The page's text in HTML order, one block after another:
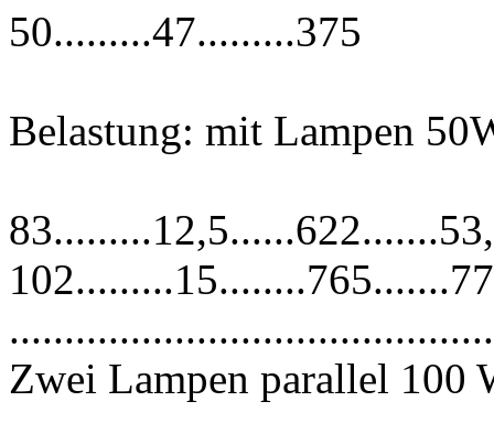
50.........47.........375
Belastung: mit Lampen
............................................
Zwei Lampen parallel 100